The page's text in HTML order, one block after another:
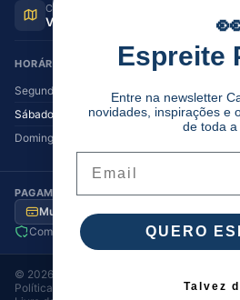
Como chegar
Ver no Google Maps
HORÁRIO DE FUNCIONAMENTO
Segunda — Sexta
Sábado
Domingo
PAGAMENTO SEGURO
Multibanco MB Way Visa
Compra segura
Envio para Portugal
© 2026
Política de Privacidade
Termos e Condições
Espreite
Entre na newsletter
novidades, inspirações e
de toda a
QUERO
Talvez